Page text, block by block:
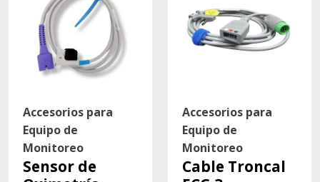
Accesorios para
Equipo de
Monitoreo
Sensor de
Accesorios para
Equipo de
Monitoreo
Cable Troncal